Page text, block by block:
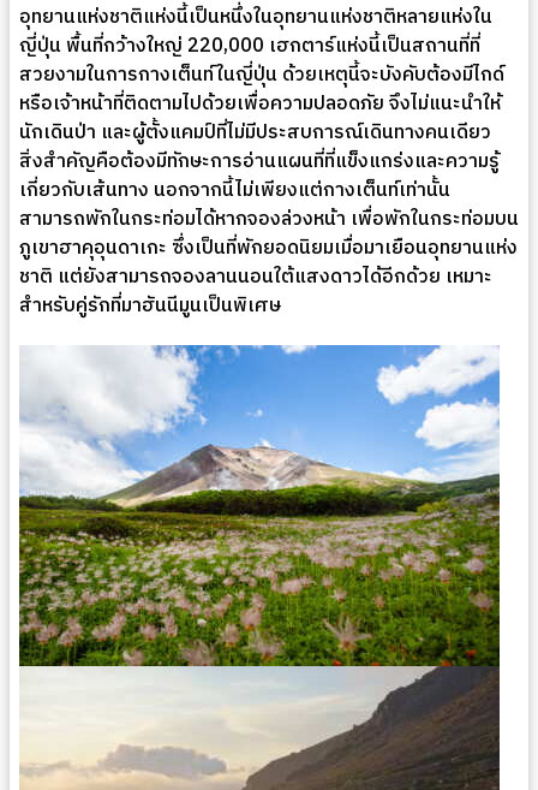
อุทยานแห่งชาติแห่งนี้เป็นหนึ่งในอุทยานแห่งชาติหลายแห่งใน
ญี่ปุ่น พื้นที่กว้างใหญ่ 220,000 เฮกตาร์แห่งนี้เป็นสถานที่ที่
สวยงามในการกางเต็นท์ในญี่ปุ่น ด้วยเหตุนี้จะบังคับต้องมีไกด์
หรือเจ้าหน้าที่ติดตามไปด้วยเพื่อความปลอดภัย จึงไม่แนะนำให้
นักเดินป่า และผู้ตั้งแคมป์ที่ไม่มีประสบการณ์เดินทางคนเดียว
สิ่งสำคัญคือต้องมีทักษะการอ่านแผนที่ที่แข็งแกร่งและความรู้
เกี่ยวกับเส้นทาง นอกจากนี้ไม่เพียงแต่กางเต็นท์เท่านั้น
สามารถพักในกระท่อมได้หากจองล่วงหน้า เพื่อพักในกระท่อมบน
ภูเขาฮาคุอุนดาเกะ ซึ่งเป็นที่พักยอดนิยมเมื่อมาเยือนอุทยานแห่ง
ชาติ แต่ยังสามารถจองลานนอนใต้แสงดาวได้อีกด้วย เหมาะ
สำหรับคู่รักที่มาฮันนีมูนเป็นพิเศษ